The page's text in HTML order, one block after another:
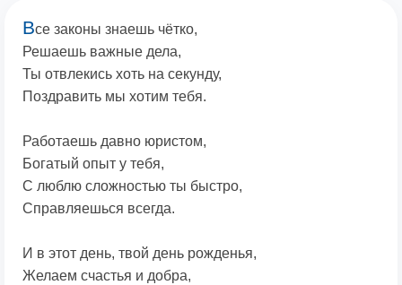
Все законы знаешь чётко,
Решаешь важные дела,
Ты отвлекись хоть на секунду,
Поздравить мы хотим тебя.
Работаешь давно юристом,
Богатый опыт у тебя,
С люблю сложностью ты быстро,
Справляешься всегда.
И в этот день, твой день рожденья,
Желаем счастья и добра,